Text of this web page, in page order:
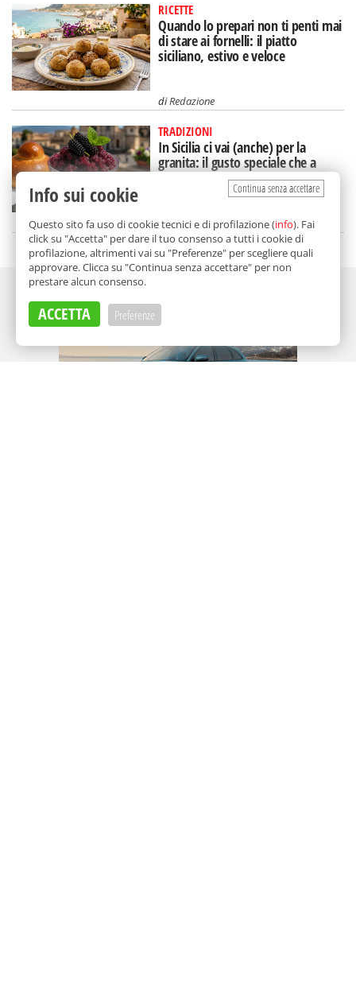
RICETTE
Quando lo prepari non ti penti mai
di stare ai fornelli: il piatto
siciliano, estivo e veloce
diRedazione
TRADIZIONI
In Sicilia ci vai (anche) per la
granita: il gusto speciale che a
Catania mangi a colazione
diNicoletta Dammone Sessa
Continua senza accettare
Info sui cookie
Questo sito fa uso di cookie tecnici e di profilazione (info). Fai
click su "Accetta" per dare il tuo consenso a tutti i cookie di
profilazione, altrimenti vai su "Preferenze" per scegliere quali
approvare. Clicca su "Continua senza accettare" per non
prestare alcun consenso.
ACCETTA Preferenze